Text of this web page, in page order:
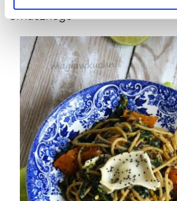
Smacznego